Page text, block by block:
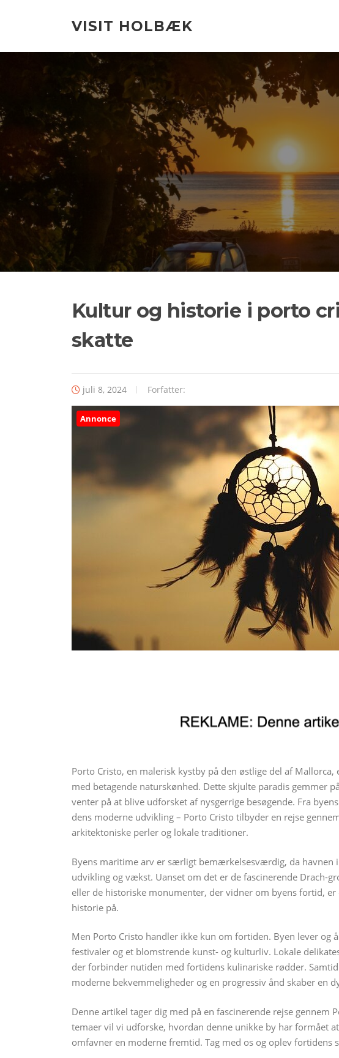
VISIT HOLBÆK
Kultur og historie i porto
skatte
juli 8, 2024 Forfatter:
Annonce
Porto Cristo, en malerisk kystby på den østlige del af
med betagende naturskønhed. Dette skjulte paradis gemmer
venter på at blive udforsket af nysgerrige besøgende. Fra
dens moderne udvikling – Porto Cristo tilbyder en rejse
arkitektoniske perler og lokale traditioner.
Byens maritime arv er særligt bemærkelsesværdig, da havnen
udvikling og vækst. Uanset om det er de fascinerende Drach-
eller de historiske monumenter, der vidner om byens fortid,
historie på.
Men Porto Cristo handler ikke kun om fortiden. Byen lever og
festivaler og et blomstrende kunst- og kulturliv. Lokale
der forbinder nutiden med fortidens kulinariske rødder.
moderne bekvemmeligheder og en progressiv ånd skaber en
Denne artikel tager dig med på en fascinerende rejse
temaer vil vi udforske, hvordan denne unikke by har formået
omfavner en moderne fremtid. Tag med os og oplev fortidens